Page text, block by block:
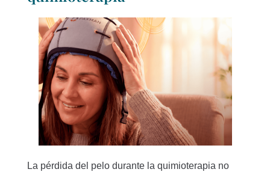
La pérdida del pelo durante la quimioterapia no